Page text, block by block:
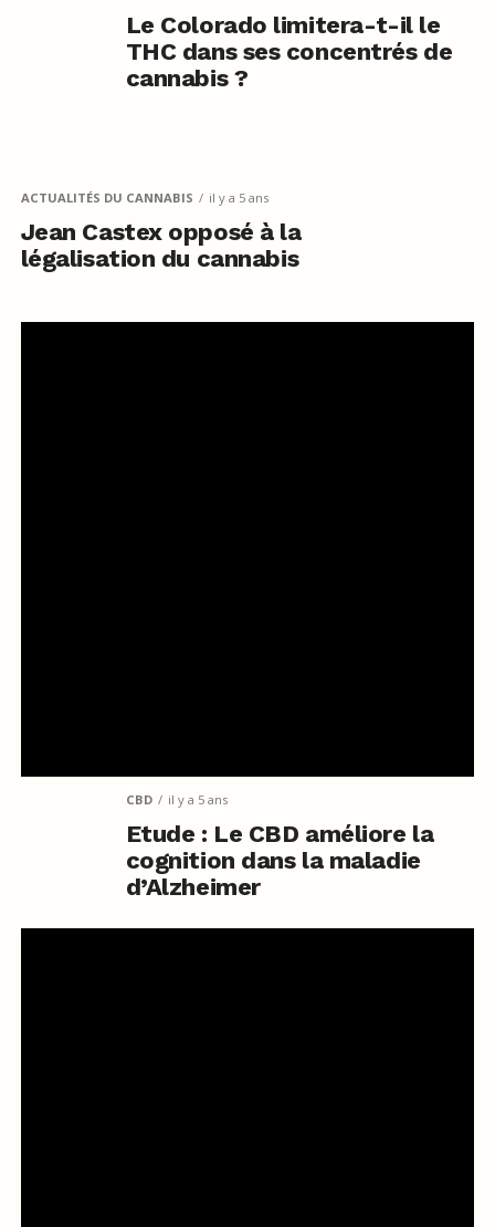
Le Colorado limitera-t-il le
THC dans ses concentrés de
cannabis ?
ACTUALITÉS DU CANNABIS il y a 5 ans
Jean Castex opposé à la
légalisation du cannabis
CBD il y a 5 ans
Etude : Le CBD améliore la
cognition dans la maladie
d’Alzheimer